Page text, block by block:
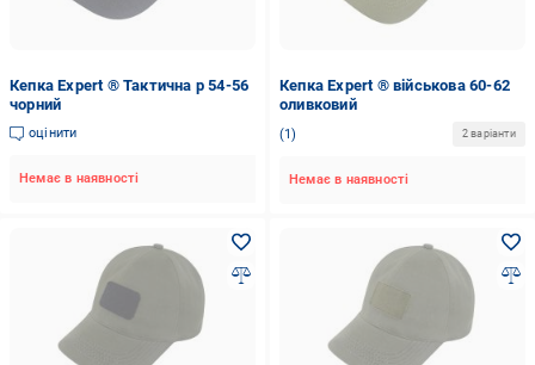
Кепка Expert ® Тактична р 54-56
чорний
оцінити
Немає в наявності
Кепка Expert ® військова 60-62
оливковий
1 2 варіанти
Немає в наявності